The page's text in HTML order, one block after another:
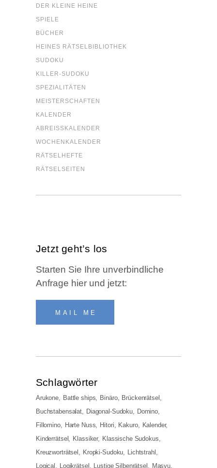
DER KLEI­NE HEINE
SPIE­LE
BÜCHER
HEI­NES RÄTSELBIBLIOTHEK
SUDO­KU
KIL­LER-SUDO­KU
SPE­ZIA­LI­TÄ­TEN
MEIS­TER­SCHAF­TEN
KALEN­DER
ABREISS­KA­LEN­DER
WOCHEN­KA­LEN­DER
RÄT­SEL­HEF­TE
RÄT­SEL­SEI­TEN
Jetzt geht’s los
Star­ten Sie Ihre unver­bind­li­che
Anfra­ge hier und jetzt:
MAIL ME
Schlag­wör­ter
Arukone Battle ships Binäro
Brückenrätsel
Buchstabensalat
Diagonal-Sudoku
Domino
Fillomino
Harte Nuss Hitori Kakuro
Kalender
Kinderrätsel
Klassiker
Klassische Sudokus
Kreuzworträtsel
Kropki-Sudoku
Lichtstrahl
Logical
Logikrätsel Lustige Silbenrätsel
Masyu